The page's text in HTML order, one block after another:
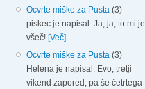
Ocvrte miške za Pusta (3)
piskec je napisal: Ja, ja, to mi je
všeč! [Več]
Ocvrte miške za Pusta (3)
Helena je napisal: Evo, tretji
vikend zapored, pa še četrtega